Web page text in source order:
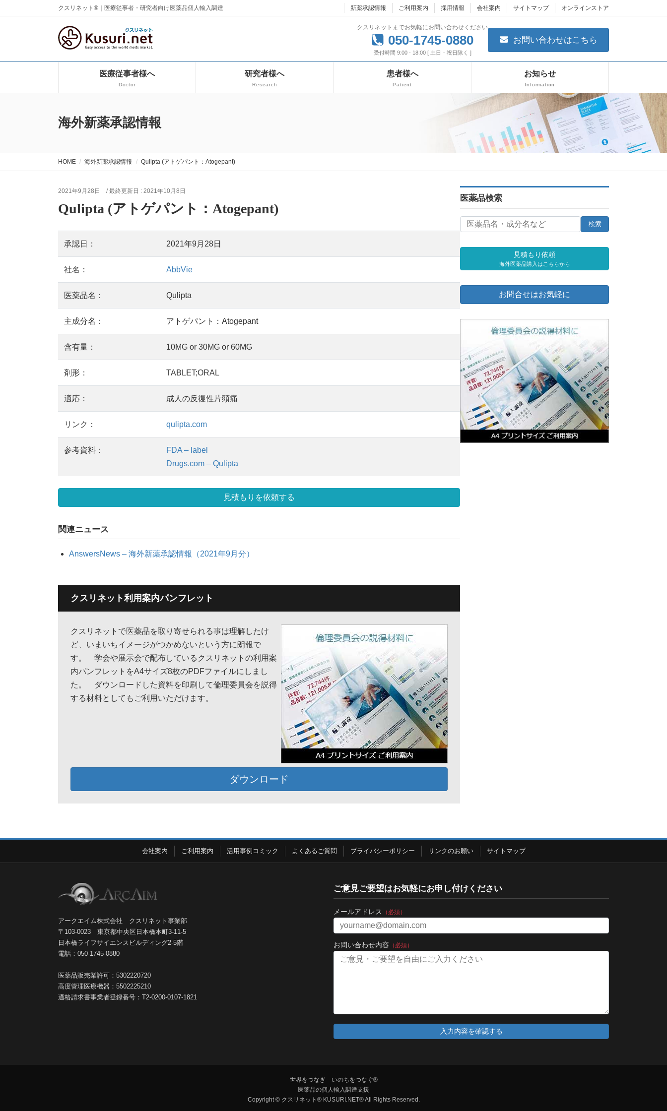
クスリネット®｜医療従事者・研究者向け医薬品個人輸入調達 新薬承認情報 ご利用案内 採用情報 会社案内 サイトマップ オンラインストア
クスリネットまでお気軽にお問い合わせください
050-1745-0880
受付時間 9:00 - 18:00 [ 土日・祝日除く ]
お問い合わせはこちら
医療従事者様へ
Doctor
研究者様へ
Research
患者様へ
Patient
お知らせ
Information
海外新薬承認情報
HOME 海外新薬承認情報 Qulipta (アトゲパント：Atogepant)
2021年9月28日 / 最終更新日 : 2021年10月8日
Qulipta (アトゲパント：Atogepant)
承認日： 2021年9月28日
社名： AbbVie
医薬品名： Qulipta
主成分名： アトゲパント：Atogepant
含有量： 10MG or 30MG or 60MG
剤形： TABLET;ORAL
適応： 成人の反復性片頭痛
リンク： qulipta.com
参考資料：
FDA – label
Drugs.com – Qulipta
見積もりを依頼する
関連ニュース
AnswersNews – 海外新薬承認情報（2021年9月分）
クスリネット利用案内パンフレット
クスリネットで医薬品を取り寄せられる事は理解したけ
ど、いまいちイメージがつかめないという方に朗報で
す。 学会や展示会で配布しているクスリネットの利用案
内パンフレットをA4サイズ8枚のPDFファイルにしまし
た。 ダウンロードした資料を印刷して倫理委員会を説得
する材料としてもご利用いただけます。
ダウンロード
医薬品検索
見積もり依頼
海外医薬品購入はこちらから
お問合せはお気軽に
会社案内 ご利用案内 活用事例コミック よくあるご質問 プライバシーポリシー リンクのお願い サイトマップ
アークエイム株式会社 クスリネット事業部
〒103-0023 東京都中央区日本橋本町3-11-5
日本橋ライフサイエンスビルディング2-5階
電話：050-1745-0880
医薬品販売業許可：5302220720
高度管理医療機器：5502225210
適格請求書事業者登録番号：T2-0200-0107-1821
ご意見ご要望はお気軽にお申し付けください
メールアドレス （必須）
お問い合わせ内容 （必須）
世界をつなぎ いのちをつなぐ®
医薬品の個人輸入調達支援
Copyright © クスリネット® KUSURI.NET® All Rights Reserved.